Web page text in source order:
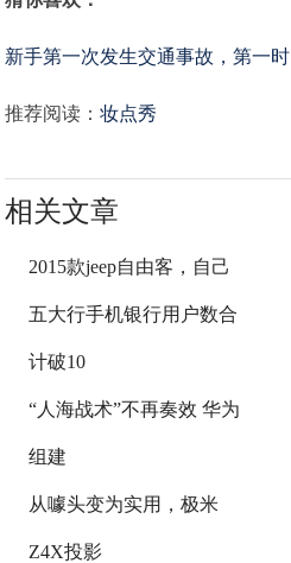
新手第一次发生交通事故，第一
推荐阅读：妆点秀
相关文章
2015款jeep自由客，自己
五大行手机银行用户数合
计破10
“人海战术”不再奏效 华为
组建
从噱头变为实用，极米
Z4X投影